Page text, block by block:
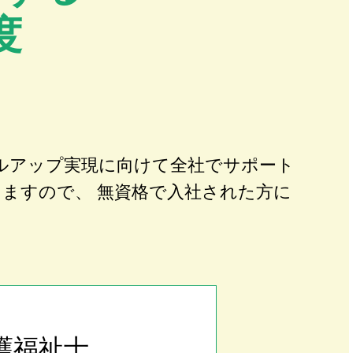
ップ実現に向けて全社でサポート
すので、 無資格で入社された方に